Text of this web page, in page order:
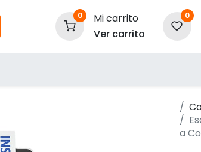
0
Mi carrito
Ver carrito
0
a